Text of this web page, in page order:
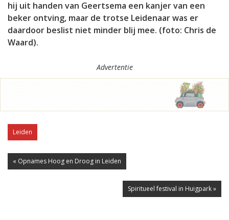
hij uit handen van Geertsema een kanjer van een
beker ontving, maar de trotse Leidenaar was er
daardoor beslist niet minder blij mee. (foto: Chris de
Waard).
Advertentie
Leiden
« Opnames Hoog en Droog in Leiden
Spiritueel festival in Huigpark »